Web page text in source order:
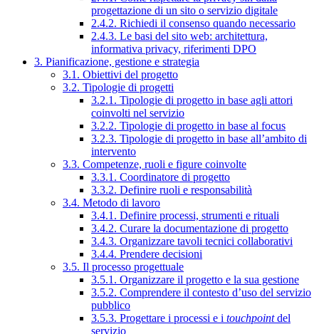
progettazione di un sito o servizio digitale
2.4.2. Richiedi il consenso quando necessario
2.4.3. Le basi del sito web: architettura,
informativa privacy, riferimenti DPO
3. Pianificazione, gestione e strategia
3.1. Obiettivi del progetto
3.2. Tipologie di progetti
3.2.1. Tipologie di progetto in base agli attori
coinvolti nel servizio
3.2.2. Tipologie di progetto in base al focus
3.2.3. Tipologie di progetto in base all’ambito di
intervento
3.3. Competenze, ruoli e figure coinvolte
3.3.1. Coordinatore di progetto
3.3.2. Definire ruoli e responsabilità
3.4. Metodo di lavoro
3.4.1. Definire processi, strumenti e rituali
3.4.2. Curare la documentazione di progetto
3.4.3. Organizzare tavoli tecnici collaborativi
3.4.4. Prendere decisioni
3.5. Il processo progettuale
3.5.1. Organizzare il progetto e la sua gestione
3.5.2. Comprendere il contesto d’uso del servizio
pubblico
3.5.3. Progettare i processi e i touchpointdel
servizio